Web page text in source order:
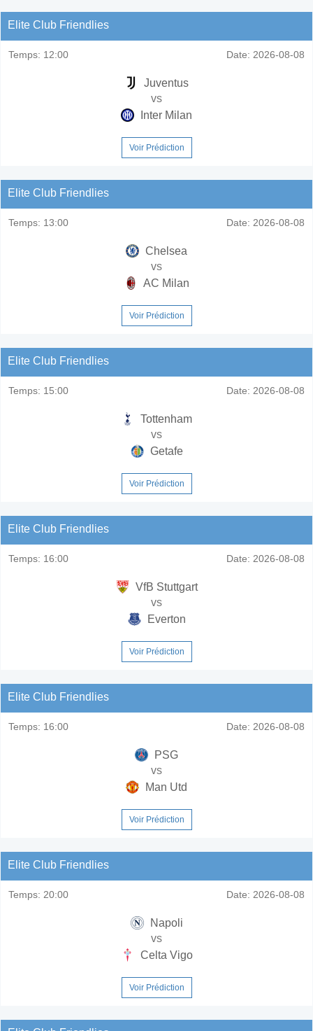
Elite Club Friendlies
Temps: 12:00 Date: 2026-08-08
Juventus
vs
Inter Milan
Voir Prédiction
Elite Club Friendlies
Temps: 13:00 Date: 2026-08-08
Chelsea
vs
AC Milan
Voir Prédiction
Elite Club Friendlies
Temps: 15:00 Date: 2026-08-08
Tottenham
vs
Getafe
Voir Prédiction
Elite Club Friendlies
Temps: 16:00 Date: 2026-08-08
VfB Stuttgart
vs
Everton
Voir Prédiction
Elite Club Friendlies
Temps: 16:00 Date: 2026-08-08
PSG
vs
Man Utd
Voir Prédiction
Elite Club Friendlies
Temps: 20:00 Date: 2026-08-08
Napoli
vs
Celta Vigo
Voir Prédiction